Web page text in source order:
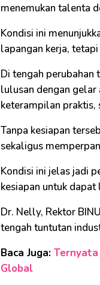
menemukan talenta
Kondisi ini
lapangan kerja,
Di tengah perubahan
lulusan dengan
keterampilan praktis,
Tanpa kesiapan
sekaligus
Kondisi ini jelas jadi
kesiapan untuk
Dr. Nelly, Rektor
tengah tuntutan
Baca Juga:
Global